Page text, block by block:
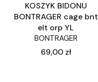
KOSZYK BIDONU
BONTRAGER cage bnt
elt orp YL
BONTRAGER
Cena
69,00 zł